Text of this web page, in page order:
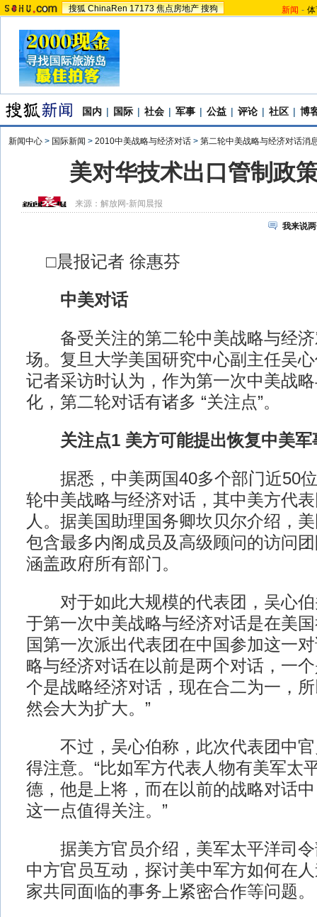
搜狐 ChinaRen 17173 焦点房地产 搜狗 新闻 -
国内 | 国际 | 社会 | 军事 | 公益 | 评论 | 社区 | 博
新闻中心 > 国际新闻 > 2010中美战略与经济对话 > 第二轮中美战略与经济对话消
美对华技术出口管制政
来源：解放网-新闻晨报
我来说
□晨报记者 徐惠芬
中美对话
备受关注的第二轮中美战略与经济
场。复旦大学美国研究中心副主任吴
记者采访时认为，作为第一次中美战
化，第二轮对话有诸多 “关注点”。
关注点1 美方可能提出恢复中美军
据悉，中美两国40多个部门近50位
轮中美战略与经济对话，其中美方代
人。据美国助理国务卿坎贝尔介绍，
包含最多内阁成员及高级顾问的访问
涵盖政府所有部门。
对于如此大规模的代表团，吴心伯
于第一次中美战略与经济对话是在美
国第一次派出代表团在中国参加这一
略与经济对话在以前是两个对话，一
个是战略经济对话，现在合二为一，
然会大为扩大。”
不过，吴心伯称，此次代表团中官
得注意。“比如军方代表人物有美军太
德，他是上将，而在以前的战略对话
这一点值得关注。”
据美方官员介绍，美军太平洋司令
中方官员互动，探讨美中军方如何在
家共同面临的事务上紧密合作等问题。